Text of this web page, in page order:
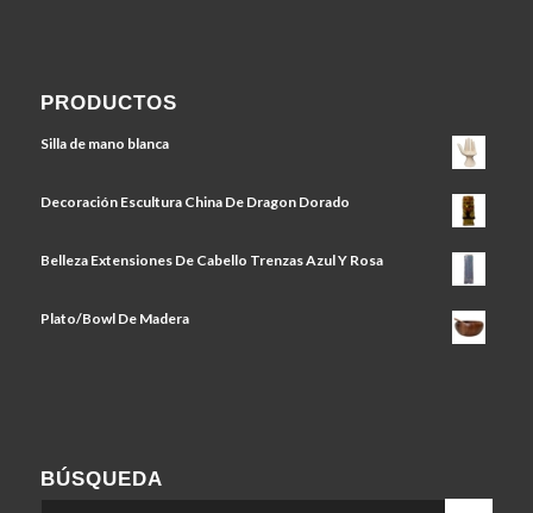
PRODUCTOS
Silla de mano blanca
Decoración Escultura China De Dragon Dorado
Belleza Extensiones De Cabello Trenzas Azul Y Rosa
Plato/Bowl De Madera
BÚSQUEDA